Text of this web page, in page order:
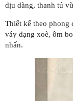
dịu dàng, thanh tú
Thiết kế theo phong
váy dạng xoè, ôm
nhấn.